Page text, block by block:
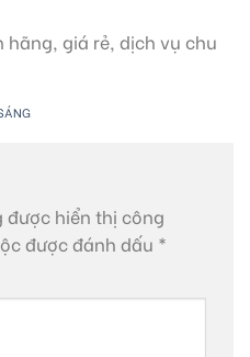
hãng, giá rẻ, dịch vụ chu
được hiển thị công
được đánh dấu *